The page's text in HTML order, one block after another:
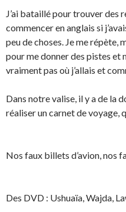
J’ai bataillé pour trouver des
commencer en anglais si
peu de choses. Je me répète,
pour me donner des pistes et
vraiment pas où j’allais et
Dans notre valise, il y a de la
réaliser un carnet de voyage,
Nos faux billets d’avion, nos
Des DVD : Ushuaïa, Wajda,